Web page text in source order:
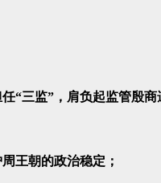
三监”，肩负起监管殷商
王朝的政治稳定；